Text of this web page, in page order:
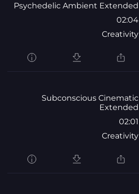
Psychedelic Ambient Extended
02:04
Creativity
Subconscious Cinematic
Extended
02:01
Creativity